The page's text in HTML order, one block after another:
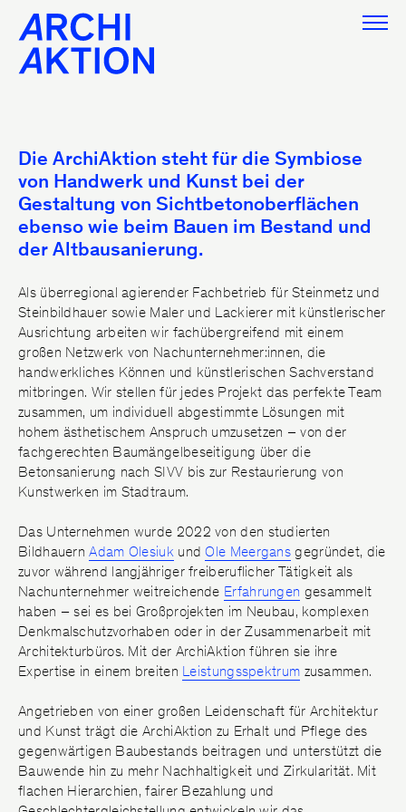
Sichtbetonkosmetik
Reinigen
SB-Retusche
Ankerlöcher
Reprofilierungen
Treppenhaus
Fertigbauteile
Rampe
Fugen
Glanzgradkorrektur
Beratung
Betonschutz
Betoninstandsetzung
Hydrophobierung/
Graffitischutz
Bauen im Bestand
Altbausanierung/
Generalunternehmer
Hochwertige Malerarbeiten
AA/Lab
3D-Abformung
Fassadenabformung
Die ArchiAktion steht für die Symbiose
von Handwerk und Kunst bei der
Gestaltung von Sichtbetonoberflächen
ebenso wie beim Bauen im Bestand und
der Altbausanierung.
Als überregional agierender Fachbetrieb für Steinmetz und
Steinbildhauer sowie Maler und Lackierer mit künstlerischer
Ausrichtung arbeiten wir fachübergreifend mit einem
großen Netzwerk von Nachunternehmer:innen, die
handwerkliches Können und künstlerischen Sachverstand
mitbringen. Wir stellen für jedes Projekt das perfekte Team
zusammen, um individuell abgestimmte Lösungen mit
hohem ästhetischem Anspruch umzusetzen – von der
fachgerechten Baumängelbeseitigung über die
Betonsanierung nach SIVV bis zur Restaurierung von
Kunstwerken im Stadtraum.
Das Unternehmen wurde 2022 von den studierten
BildhauernAdam OlesiukundOle Meergans gegründet, die
zuvor während langjähriger freiberuflicher Tätigkeit als
Nachunternehmer weitreichende Erfahrungen gesammelt
haben – sei es bei Großprojekten im Neubau, komplexen
Denkmalschutzvorhaben oder in der Zusammenarbeit mit
Architekturbüros. Mit der ArchiAktion führen sie ihre
Expertise in einem breiten Leistungsspektrum zusammen.
Angetrieben von einer großen Leidenschaft für Architektur
und Kunst trägt die ArchiAktion zu Erhalt und Pflege des
gegenwärtigen Baubestands beitragen und unterstützt die
Bauwende hin zu mehr Nachhaltigkeit und Zirkularität. Mit
flachen Hierarchien, fairer Bezahlung und